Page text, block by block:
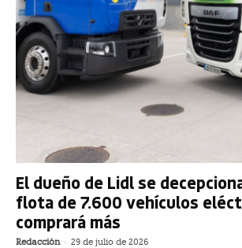
El dueño de Lidl se
flota de 7.600 vehículos
comprará más
Redacción - 29 de julio de 2026